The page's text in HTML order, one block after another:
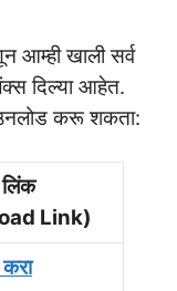
आम्ही खाली सर्व
दिल्या आहेत.
करू शकता:
Link)
करा